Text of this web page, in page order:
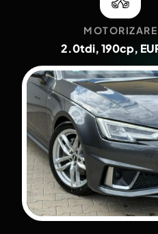
MOTORIZARE
2.0tdi, 190cp,